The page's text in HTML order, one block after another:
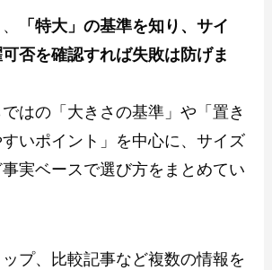
「特大」の基準を知り、サイ
否を確認すれば失敗は防げま
はの「大きさの基準」や「置き
いポイント」を中心に、サイズ
実ベースで選び方をまとめてい
プ、比較記事など複数の情報を